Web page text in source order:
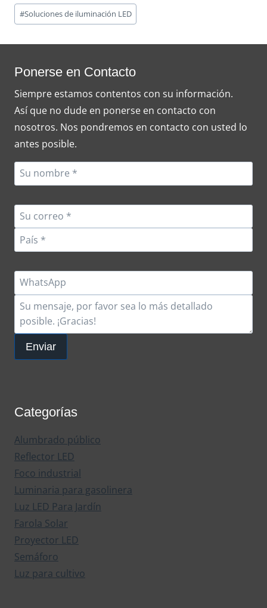
Post
Tags:
#Soluciones de iluminación LED
Ponerse en Contacto
Siempre estamos contentos con su información.
Así que no dude en ponerse en contacto con
nosotros. Nos pondremos en contacto con usted lo
antes posible.
Enviar
Categorías
Alumbrado público
Reflector LED
Foco industrial
Luminaria para gasolinera
Luz LED Para Jardín
Farola Solar
Proyector LED
Semáforo
Luz para cultivo